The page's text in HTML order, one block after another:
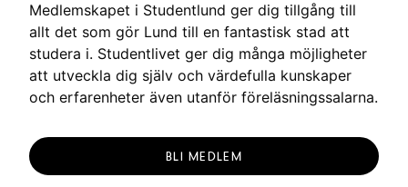
Medlemskapet i Studentlund ger dig tillgång till
allt det som gör Lund till en fantastisk stad att
studera i. Studentlivet ger dig många möjligheter
att utveckla dig själv och värdefulla kunskaper
och erfarenheter även utanför föreläsningssalarna.
BLI MEDLEM